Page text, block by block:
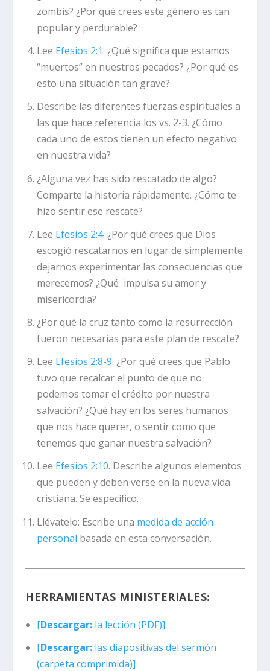
zombis? ¿Por qué crees este género es tan
popular y perdurable?
Lee Efesios 2:1. ¿Qué significa que estamos
“muertos” en nuestros pecados? ¿Por qué es
esto una situación tan grave?
Describe las diferentes fuerzas espirituales a
las que hace referencia los vs. 2-3. ¿Cómo
cada uno de estos tienen un efecto negativo
en nuestra vida?
¿Alguna vez has sido rescatado de algo?
Comparte la historia rápidamente. ¿Cómo te
hizo sentir ese rescate?
Lee Efesios 2:4. ¿Por qué crees que Dios
escogió rescatarnos en lugar de simplemente
dejarnos experimentar las consecuencias que
merecemos? ¿Qué impulsa su amor y
misericordia?
¿Por qué la cruz tanto como la resurrección
fueron necesarias para este plan de rescate?
Lee Efesios 2:8-9. ¿Por qué crees que Pablo
tuvo que recalcar el punto de que no
podemos tomar el crédito por nuestra
salvación? ¿Qué hay en los seres humanos
que nos hace querer, o sentir como que
tenemos que ganar nuestra salvación?
Lee Efesios 2:10. Describe algunos elementos
que pueden y deben verse en la nueva vida
cristiana. Se específico.
Llévatelo: Escribe una medida de acción
personal basada en esta conversación.
HERRAMIENTAS MINISTERIALES:
[Descargar:la lección (PDF)]
[Descargar:las diapositivas del sermón
(carpeta comprimida)]